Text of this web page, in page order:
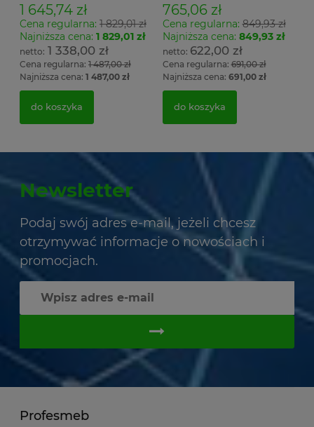
1 645,74 zł
Cena regularna: 1 829,01 zł
Najniższa cena: 1 829,01 zł
1 338,00 zł
Cena regularna: 1 487,00 zł
Najniższa cena: 1 487,00 zł
do koszyka
765,06 zł
Cena regularna:849,93 zł
Najniższa cena: 849,93 zł
622,00 zł
Cena regularna:691,00 zł
Najniższa cena: 691,00 zł
do koszyka
Newsletter
Podaj swój adres e-mail, jeżeli chcesz
otrzymywać informacje o nowościach i
promocjach.
Profesmeb